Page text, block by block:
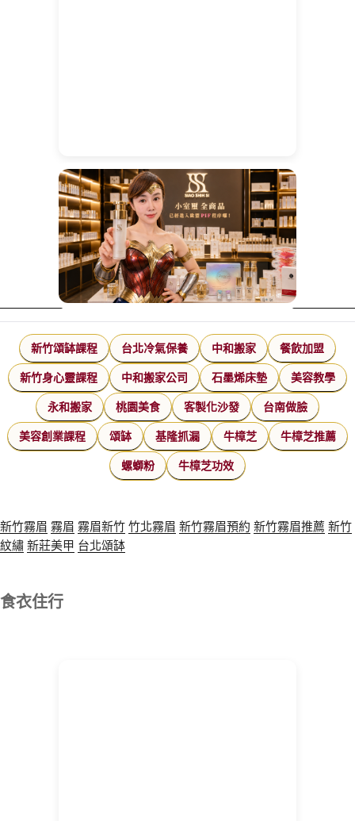
新竹頌缽課程 台北冷氣保養 中和搬家 餐飲加盟
新竹身心靈課程 中和搬家公司 石墨烯床墊 美容教學
永和搬家 桃園美食 客製化沙發 台南做臉
美容創業課程 頌缽 基隆抓漏 牛樟芝 牛樟芝推薦
螺螄粉 牛樟芝功效
新竹霧眉 霧眉 霧眉新竹竹北霧眉 新竹霧眉預約 新竹霧眉推薦 新竹
紋繡新莊美甲 台北頌缽
食衣住行